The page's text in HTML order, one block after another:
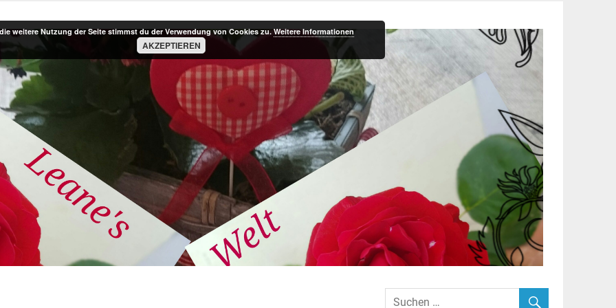
weitere Nutzung der Seite stimmst du der Verwendung von Cookies zu.Weitere Informationen
AKZEPTIEREN